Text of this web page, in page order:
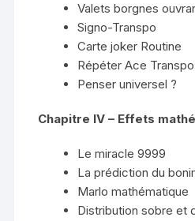
Valets borgnes
Signo-Transpo
Carte joker Routine
Répéter Ace Transpo
Penser universel ?
Chapitre IV – Effets
Le miracle 9999
La prédiction du
Marlo mathématique
Distribution sobre et